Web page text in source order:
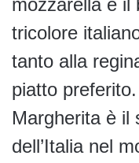
mozzarella e il
tricolore
tanto alla
piatto
Margherita è il
dell’Italia nel